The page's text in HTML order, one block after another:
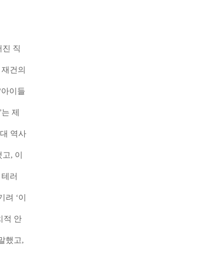
직
건의
이들
제
역사
, 이
러
‘이
적 안
했고,